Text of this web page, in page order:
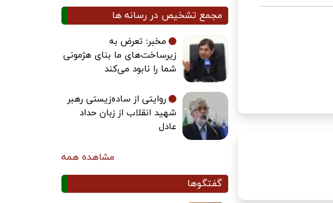
مجمع تشخیص در رسانه ها
مخبر: تعرض به
زیرساخت‌های ما بنای هژمونی
شما را نابود می‌کند
روایتی از ساده‌زیستی رهبر
شهید انقلاب از زبان حداد
عادل
مشاهده همه
گفتگوها